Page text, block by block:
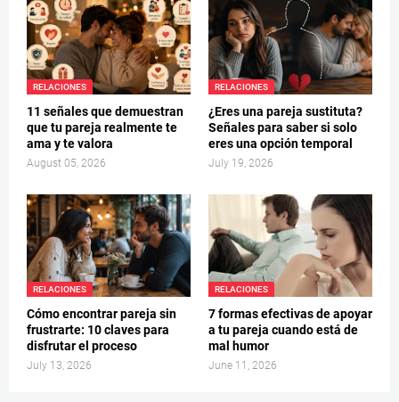
RELACIONES
11 señales que demuestran
que tu pareja realmente te
ama y te valora
August 05, 2026
RELACIONES
¿Eres una pareja sustituta?
Señales para saber si solo
eres una opción temporal
July 19, 2026
RELACIONES
Cómo encontrar pareja sin
frustrarte: 10 claves para
disfrutar el proceso
July 13, 2026
RELACIONES
7 formas efectivas de apoyar
a tu pareja cuando está de
mal humor
June 11, 2026